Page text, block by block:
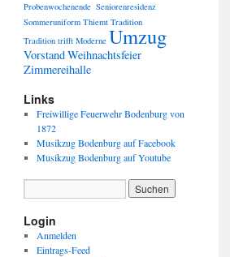
Probenwochenende Seniorenresidenz
Sommeruniform Thiemt Tradition
Tradition trifft Moderne Umzug
VorstandWeihnachtsfeier
Zimmereihalle
Links
Freiwillige Feuerwehr Bodenburg von
1872
Musikzug Bodenburg auf Facebook
Musikzug Bodenburg auf Youtube
Login
Anmelden
Eintrags-Feed